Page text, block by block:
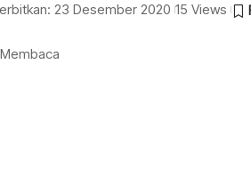
23 Desember 2020 15 Views